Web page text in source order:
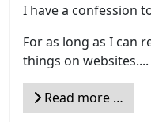
I have a confession
For as long as I can
things on websites....
Read more …